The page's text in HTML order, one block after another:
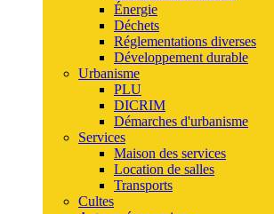
Énergie
Déchets
Réglementations diverses
Développement durable
Urbanisme
PLU
DICRIM
Démarches d'urbanisme
Services
Maison des services
Location de salles
Transports
Cultes